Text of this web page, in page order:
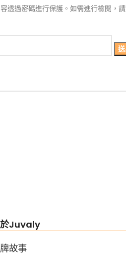
透過密碼進行保護。如需進行檢閱，
Juvaly
故事